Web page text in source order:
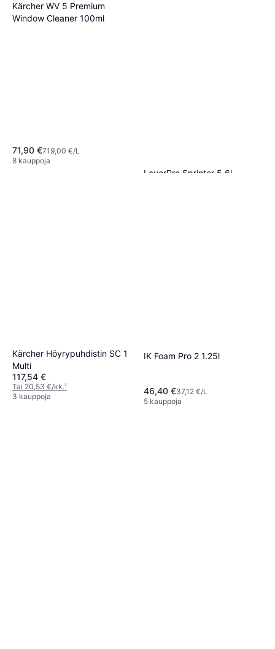
Kärcher WV 5 Premium
Window Cleaner 100ml
71,90 €719,00 €/L
8 kauppoja
LavorPro Sprinter 5.6l
Kärcher Höyrypuhdistin SC 1
Multi
117,54 €
Tai 20,53 €/kk.¹
3 kauppoja
IK Foam Pro 2 1.25l
46,40 €37,12 €/L
5 kauppoja